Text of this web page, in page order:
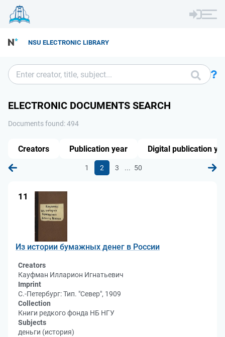
NSU ELECTRONIC LIBRARY
ELECTRONIC DOCUMENTS SEARCH
Documents found: 494
1 2 3 ... 50
11
Из истории бумажных денег в России
Creators
Кауфман Илларион Игнатьевич
Imprint
С.-Петербург: Тип. "Север", 1909
Collection
Книги редкого фонда НБ НГУ
Subjects
деньги (история)
Creators Publication year Digital publication